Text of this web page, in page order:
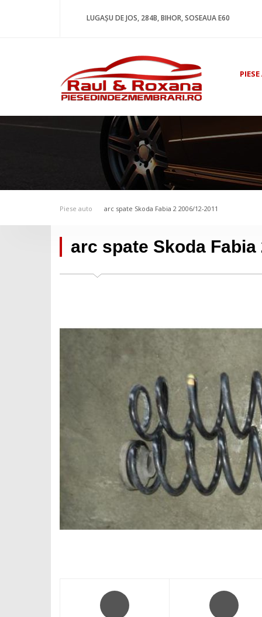
LUGAȘU DE JOS, 284B, BIHOR, SOSEAUA E60
Piese auto arc spate Skoda Fabia 2 2006/12-2011
arc spate Skoda Fabia